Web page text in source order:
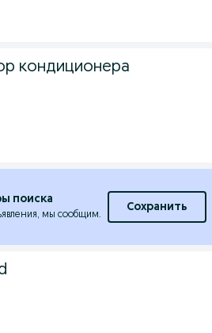
кондиционера
поиска
мы сообщим.
Сохранить